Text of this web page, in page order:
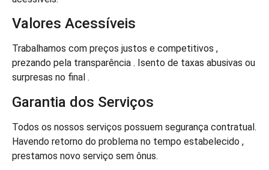
Valores Acessíveis
Trabalhamos com preços justos e competitivos ,
prezando pela transparência . Isento de taxas abusivas ou
surpresas no final .
Garantia dos Serviços
Todos os nossos serviços possuem segurança contratual.
Havendo retorno do problema no tempo estabelecido ,
prestamos novo serviço sem ônus.